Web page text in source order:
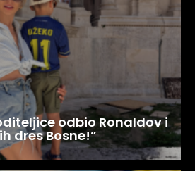
odbio Ronaldov i
dres Bosne!”